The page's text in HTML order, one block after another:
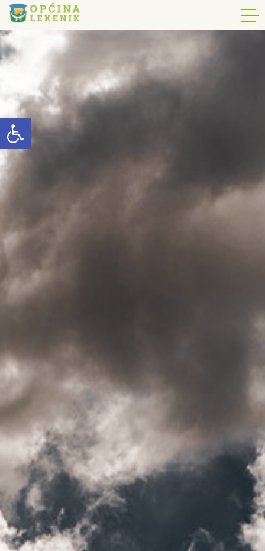
Open toolbar